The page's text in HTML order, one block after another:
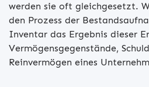
werden sie oft gleichgesetzt.
den Prozess der
Inventar das Ergebnis dieser
Vermögensgegenstände,
Reinvermögen eines